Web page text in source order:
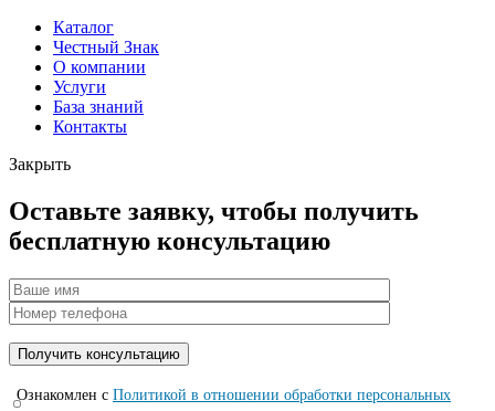
Каталог
Честный Знак
О компании
Услуги
База знаний
Контакты
Закрыть
Оставьте заявку, чтобы получить
бесплатную консультацию
Ознакомлен с Политикой в отношении обработки персональных